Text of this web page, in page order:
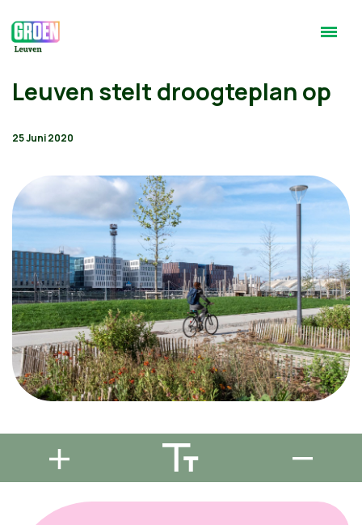
Leuven stelt droogteplan op
25 Juni 2020